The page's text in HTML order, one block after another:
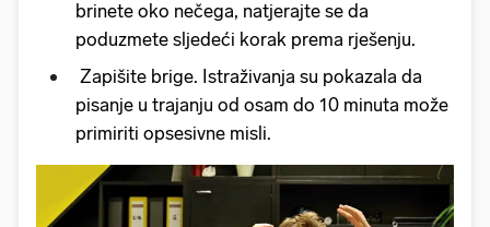
brinete oko nečega, natjerajte se da
poduzmete sljedeći korak prema rješenju.
Zapišite brige. Istraživanja su pokazala da
pisanje u trajanju od osam do 10 minuta može
primiriti opsesivne misli.